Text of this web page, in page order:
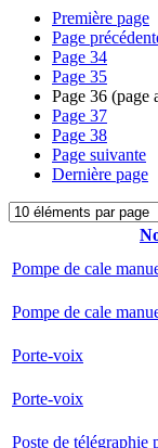
Première page
Page
Page 34
Page 35
Page 36 (page
Page 37
Page 38
Page suivante
Dernière page
Pompe de cale
Pompe de cale
Porte-voix
Porte-voix
Poste de télégraphie